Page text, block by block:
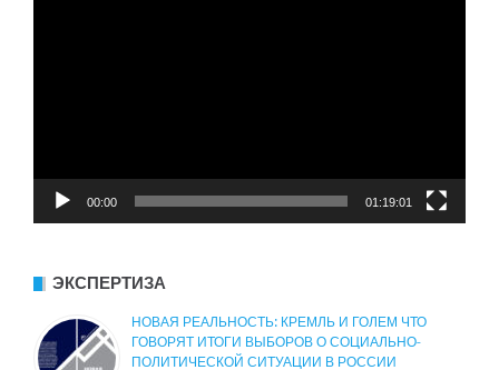
00:00 01:19:01
ЭКСПЕРТИЗА
НОВАЯ РЕАЛЬНОСТЬ: КРЕМЛЬ И ГОЛЕМ ЧТО
ГОВОРЯТ ИТОГИ ВЫБОРОВ О СОЦИАЛЬНО-
ПОЛИТИЧЕСКОЙ СИТУАЦИИ В РОССИИ